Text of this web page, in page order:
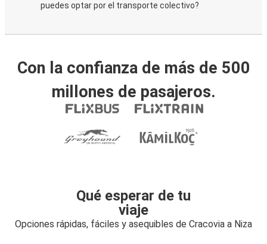
puedes optar por el transporte colectivo?
Con la confianza de más de 500
millones de pasajeros.
Qué esperar de tu
viaje
Opciones rápidas, fáciles y asequibles de Cracovia a Niza